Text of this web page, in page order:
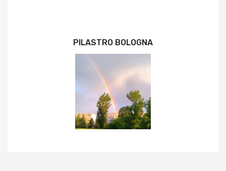
PILASTRO BOLOGNA